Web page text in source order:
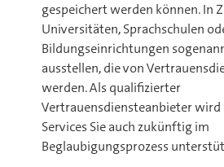
gespeichert werden können. In
Universitäten, Sprachschulen
Bildungseinrichtungen
ausstellen, die von
werden. Als qualifizierter
Vertrauensdiensteanbieter wird
Services Sie auch zukünftig im
Beglaubigungsprozess